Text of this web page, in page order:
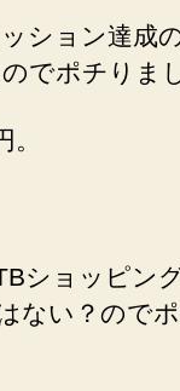
ション達成
でポチりま
ショッピン
ない？ので